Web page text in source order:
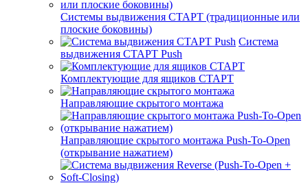
Системы выдвижения СТАРТ (традиционные или
плоские боковины)
Система
выдвижения СТАРТ Push
Комплектующие для ящиков СТАРТ
Направляющие скрытого монтажа
Направляющие скрытого монтажа Push-To-Open
(открывание нажатием)